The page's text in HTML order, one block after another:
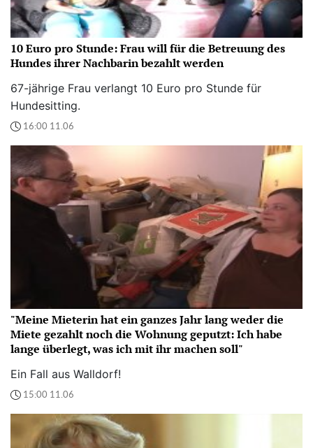
10 Euro pro Stunde: Frau will für die Betreuung des
Hundes ihrer Nachbarin bezahlt werden
67-jährige Frau verlangt 10 Euro pro Stunde für
Hundesitting.
16:00 11.06
"Meine Mieterin hat ein ganzes Jahr lang weder die
Miete gezahlt noch die Wohnung geputzt: Ich habe
lange überlegt, was ich mit ihr machen soll"
Ein Fall aus Walldorf!
15:00 11.06